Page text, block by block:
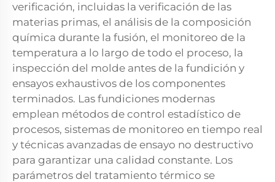
verificación, incluidas la verificación de las
materias primas, el análisis de la composición
química durante la fusión, el monitoreo de la
temperatura a lo largo de todo el proceso, la
inspección del molde antes de la fundición y
ensayos exhaustivos de los componentes
terminados. Las fundiciones modernas
emplean métodos de control estadístico de
procesos, sistemas de monitoreo en tiempo real
y técnicas avanzadas de ensayo no destructivo
para garantizar una calidad constante. Los
parámetros del tratamiento térmico se